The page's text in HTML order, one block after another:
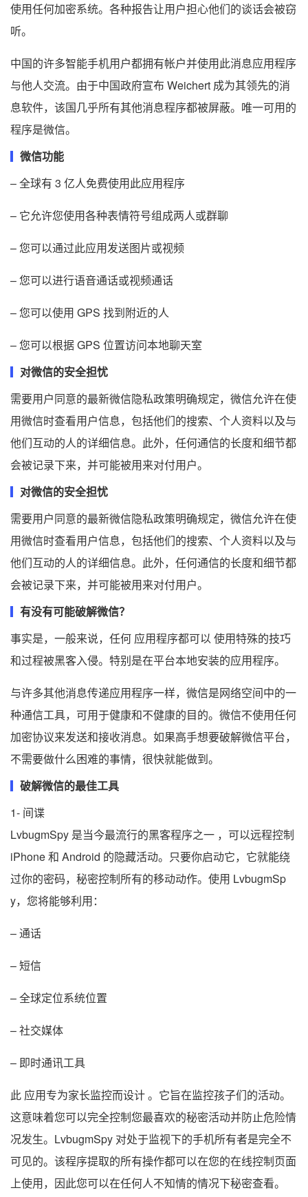
使用任何加密系统。各种报告让用户担心他们的谈话会被窃
听。
中国的许多智能手机用户都拥有帐户并使用此消息应用程序
与他人交流。由于中国政府宣布 Weichert 成为其领先的消
息软件，该国几乎所有其他消息程序都被屏蔽。唯一可用的
程序是微信。
微信功能
– 全球有 3 亿人免费使用此应用程序
– 它允许您使用各种表情符号组成两人或群聊
– 您可以通过此应用发送图片或视频
– 您可以进行语音通话或视频通话
– 您可以使用 GPS 找到附近的人
– 您可以根据 GPS 位置访问本地聊天室
对微信的安全担忧
需要用户同意的最新微信隐私政策明确规定，微信允许在使
用微信时查看用户信息，包括他们的搜索、个人资料以及与
他们互动的人的详细信息。此外，任何通信的长度和细节都
会被记录下来，并可能被用来对付用户。
对微信的安全担忧
需要用户同意的最新微信隐私政策明确规定，微信允许在使
用微信时查看用户信息，包括他们的搜索、个人资料以及与
他们互动的人的详细信息。此外，任何通信的长度和细节都
会被记录下来，并可能被用来对付用户。
有没有可能破解微信？
事实是，一般来说，任何 应用程序都可以 使用特殊的技巧
和过程被黑客入侵。特别是在平台本地安装的应用程序。
与许多其他消息传递应用程序一样，微信是网络空间中的一
种通信工具，可用于健康和不健康的目的。微信不使用任何
加密协议来发送和接收消息。如果高手想要破解微信平台，
不需要做什么困难的事情，很快就能做到。
破解微信的最佳工具
1- 间谍
LvbugmSpy 是当今最流行的黑客程序之一 ，可以远程控制
iPhone 和 Android 的隐藏活动。只要你启动它，它就能绕
过你的密码，秘密控制所有的移动动作。使用 LvbugmSp
y，您将能够利用：
– 通话
– 短信
– 全球定位系统位置
– 社交媒体
– 即时通讯工具
此 应用专为家长监控而设计 。它旨在监控孩子们的活动。
这意味着您可以完全控制您最喜欢的秘密活动并防止危险情
况发生。LvbugmSpy 对处于监视下的手机所有者是完全不
可见的。该程序提取的所有操作都可以在您的在线控制页面
上使用，因此您可以在任何人不知情的情况下秘密查看。